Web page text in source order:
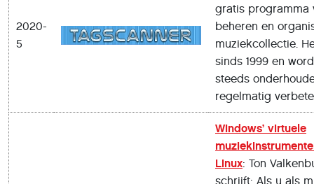
2020-
5
gratis programma
beheren en
muziekcollectie.
sinds 1999 en
steeds
regelmatig
Windows’ virtuele
Linux: Ton
schrijft: Als u als